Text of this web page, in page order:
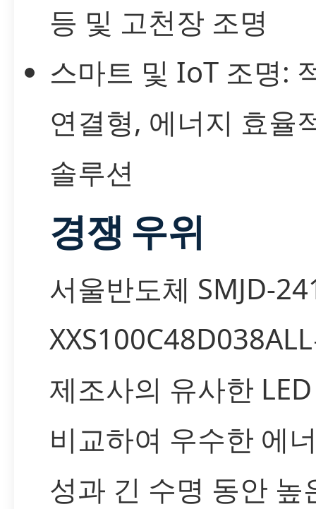
등 및 고천장 조명
스마트 및 IoT 조명:
연결형, 에너지 효율
솔루션
경쟁 우위
서울반도체 SMJD-
제조사의 유사한
비교하여 우수한 에
성과 긴 수명 동안 높